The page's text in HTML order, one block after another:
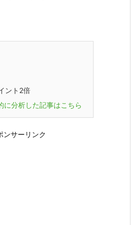
ント2倍
に分析した記事はこちら
ンサーリンク